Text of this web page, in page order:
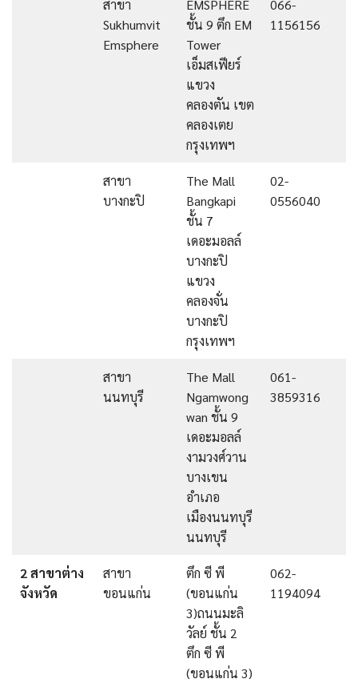
สาขา
Sukhumvit
Emsphere
EMSPHERE
ชั้น 9 ตึก EM
Tower
เอ็มสเฟียร์
แขวง
คลองตัน เขต
คลองเตย
กรุงเทพฯ
066-
1156156
สาขา
บางกะปิ
The Mall
Bangkapi
ชั้น 7
เดอะมอลล์
บางกะปิ
แขวง
คลองจั่น
บางกะปิ
กรุงเทพฯ
02-
0556040
สาขา
นนทบุรี
The Mall
Ngamwong
wan ชั้น 9
เดอะมอลล์
งามวงศ์วาน
บางเขน
อำเภอ
เมืองนนทบุรี
นนทบุรี
061-
3859316
2 สาขาต่าง
จังหวัด
สาขา
ขอนแก่น
ตึก ซี พี
(ขอนแก่น
3)ถนนมะลิ
วัลย์ ชั้น 2
ตึก ซี พี
(ขอนแก่น 3)
062-
1194094